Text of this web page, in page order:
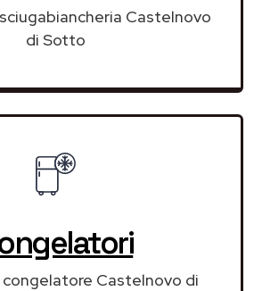
Castelnovo
di Sotto
congelatore Castelnovo di